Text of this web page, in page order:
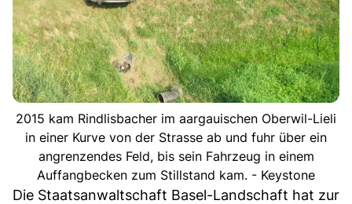
2015 kam Rindlisbacher im aargauischen Oberwil-Lieli
in einer Kurve von der Strasse ab und fuhr über ein
angrenzendes Feld, bis sein Fahrzeug in einem
Auffangbecken zum Stillstand kam. - Keystone
Die Staatsanwaltschaft Basel-Landschaft hat zur